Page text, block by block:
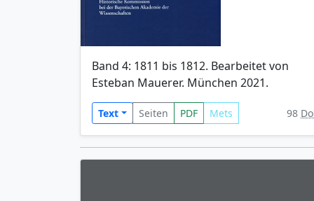
Band 4: 1811 bis 1812. Bearbeitet von
Esteban Mauerer. München 2021.
Text Seiten PDF Mets 98